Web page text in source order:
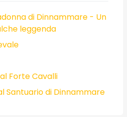
di Dinnammare - Un
leggenda
Forte Cavalli
Santuario di Dinnammare